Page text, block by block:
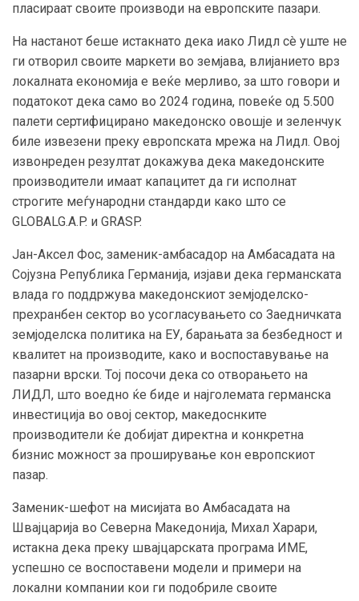
пласираат своите производи на европските пазари.
На настанот беше истакнато дека иако Лидл сè уште не
ги отворил своите маркети во земјава, влијанието врз
локалната економија е веќе мерливо, за што говори и
податокот дека само во 2024 година, повеќе од 5.500
палети сертифицирано македонско овошје и зеленчук
биле извезени преку европската мрежа на Лидл. Овој
извонреден резултат докажува дека македонските
производители имаат капацитет да ги исполнат
строгите меѓународни стандарди како што се
GLOBALG.A.P. и GRASP.
Јан-Аксел Фос, заменик-амбасадор на Амбасадата на
Сојузна Република Германија, изјави дека германската
влада го поддржува македонскиот земјоделско-
прехранбен сектор во усогласувањето со Заедничката
земјоделска политика на ЕУ, барањата за безбедност и
квалитет на производите, како и воспоставување на
пазарни врски. Тој посочи дека со отворањето на
ЛИДЛ, што воедно ќе биде и најголемата германска
инвестиција во овој сектор, македоснките
производители ќе добијат директна и конкретна
бизнис можност за проширување кон европскиот
пазар.
Заменик-шефот на мисијата во Амбасадата на
Швајцарија во Северна Македонија, Михал Харари,
истакна дека преку швајцарската програма ИМЕ,
успешно се воспоставени модели и примери на
локални компании кои ги подобриле своите